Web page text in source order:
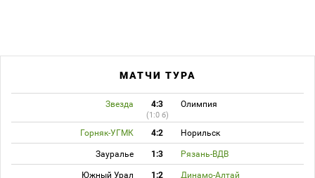
МАТЧИ ТУРА
Звезда 4:3 Олимпия
(1:0 б)
Горняк-УГМК 4:2 Норильск
Зауралье 1:3 Рязань-ВДВ
Южный Урал 1:2 Динамо-Алтай